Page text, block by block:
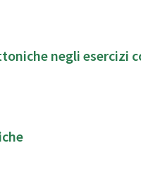
negli esercizi